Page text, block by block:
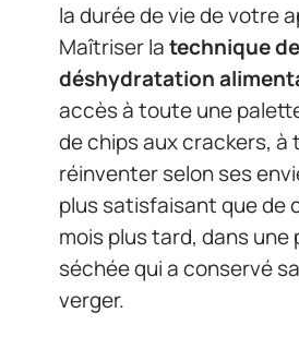
la durée de vie de votre
Maîtriser latechnique de
déshydratation
accès à toute une
de chips aux crackers, à
réinventer selon ses
plus satisfaisant que de
mois plus tard, dans une
séchée qui a conservé
verger.